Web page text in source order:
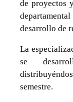
de proyectos
desarrollo de
La
se
semestre.